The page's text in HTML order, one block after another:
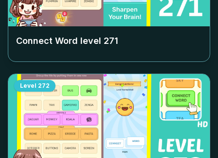
Connect Word level 271
Level 272